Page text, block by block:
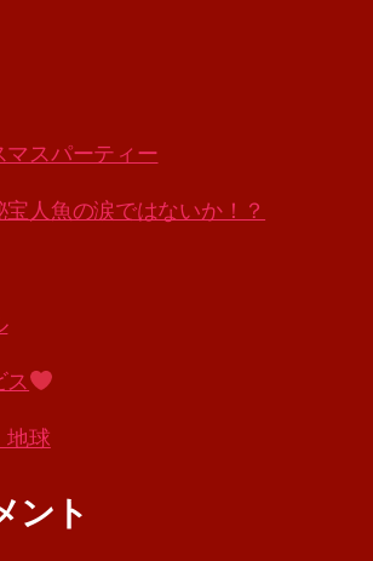
マスパーティー
人魚の涙ではないか！？
ス
地球
ント